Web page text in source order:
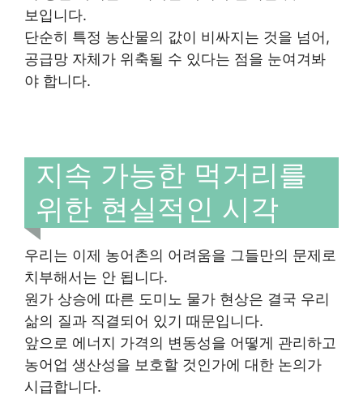
보입니다.
단순히 특정 농산물의 값이 비싸지는 것을 넘어,
공급망 자체가 위축될 수 있다는 점을 눈여겨봐
야 합니다.
지속 가능한 먹거리를
위한 현실적인 시각
우리는 이제 농어촌의 어려움을 그들만의 문제로
치부해서는 안 됩니다.
원가 상승에 따른 도미노 물가 현상은 결국 우리
삶의 질과 직결되어 있기 때문입니다.
앞으로 에너지 가격의 변동성을 어떻게 관리하고
농어업 생산성을 보호할 것인가에 대한 논의가
시급합니다.